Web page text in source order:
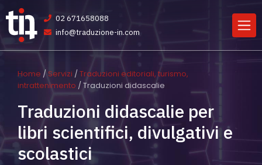
02 671658088
info@traduzione-in.com
Home /Servizi /Traduzioni editoriali, turismo,
intrattenimento / Traduzioni didascalie
Traduzioni didascalie per
libri scientifici, divulgativi e
scolastici